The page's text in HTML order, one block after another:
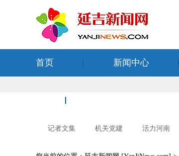
首页 新闻中心
记者文集 机关党建 活力河南